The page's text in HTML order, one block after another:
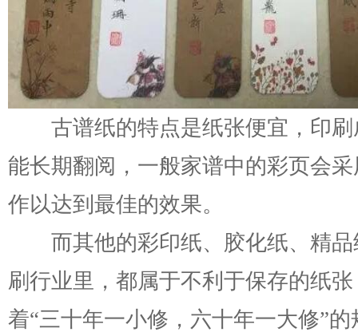
古谱纸的特点是纸张便宜，印刷
能长期翻阅，一般家谱中的彩页会
作以达到最佳的效果。
而其他的彩印纸、胶化纸、精品
刷行业里，都属于不利于保存的纸
着“三十年一小修，六十年一大修”